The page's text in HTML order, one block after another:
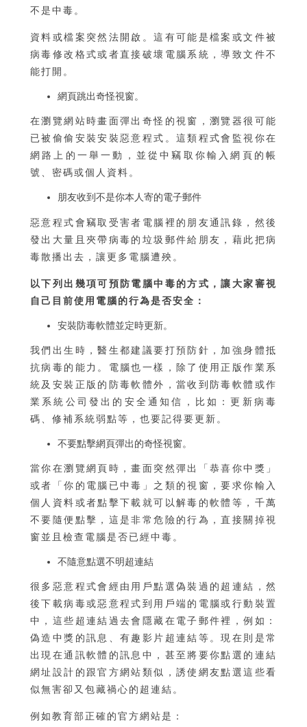
不是中毒。
資料或檔案突然法開啟。這有可能是檔案或文件被
病毒修改格式或者直接破壞電腦系統，導致文件不
能打開。
網頁跳出奇怪視窗。
在瀏覽網站時畫面彈出奇怪的視窗，瀏覽器很可能
已被偷偷安裝安裝惡意程式。這類程式會監視你在
網路上的一舉一動，並從中竊取你輸入網頁的帳
號、密碼或個人資料。
朋友收到不是你本人寄的電子郵件
惡意程式會竊取受害者電腦裡的朋友通訊錄，然後
發出大量且夾帶病毒的垃圾郵件給朋友，藉此把病
毒散播出去，讓更多電腦遭殃。
以下列出幾項可預防電腦中毒的方式，讓大家審視
自己目前使用電腦的行為是否安全：
安裝防毒軟體並定時更新。
我們出生時，醫生都建議要打預防針，加強身體抵
抗病毒的能力。電腦也一樣，除了使用正版作業系
統及安裝正版的防毒軟體外，當收到防毒軟體或作
業系統公司發出的安全通知信，比如：更新病毒
碼、修補系統弱點等，也要記得要更新。
不要點擊網頁彈出的奇怪視窗。
當你在瀏覽網頁時，畫面突然彈出「恭喜你中獎」
或者「你的電腦已中毒」之類的視窗，要求你輸入
個人資料或者點擊下載就可以解毒的軟體等，千萬
不要隨便點擊，這是非常危險的行為，直接關掉視
窗並且檢查電腦是否已經中毒。
不隨意點選不明超連結
很多惡意程式會經由用戶點選偽裝過的超連結，然
後下載病毒或惡意程式到用戶端的電腦或行動裝置
中，這些超連結過去會隱藏在電子郵件裡，例如：
偽造中獎的訊息、有趣影片超連結等。現在則是常
出現在通訊軟體的訊息中，甚至將要你點選的連結
網址設計的跟官方網站類似，誘使網友點選這些看
似無害卻又包藏禍心的超連結。
例如教育部正確的官方網站是：